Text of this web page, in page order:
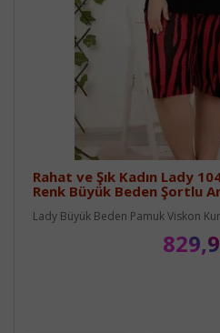
Rahat ve Şık Kadın Lady
Renk Büyük Beden Şortlu
Lady Büyük Beden Pamuk Viskon